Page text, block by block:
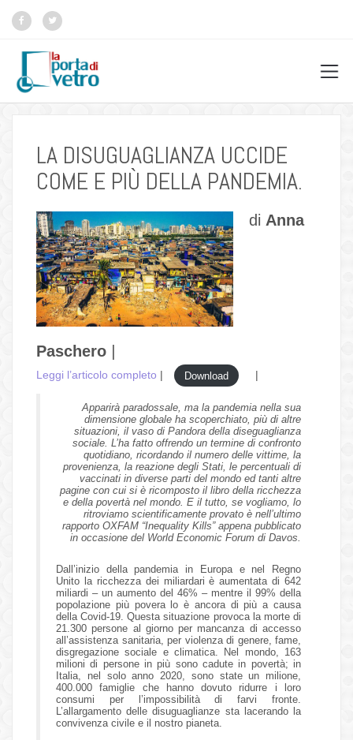
LA DISUGUAGLIANZA UCCIDE
COME E PIÙ DELLA PANDEMIA.
di Anna
Paschero
Leggi l’articolo completo | Download |
Apparirà paradossale, ma la pandemia nella sua
dimensione globale ha scoperchiato, più di altre
situazioni, il vaso di Pandora della diseguaglianza
sociale. L’ha fatto offrendo un termine di confronto
quotidiano, ricordando il numero delle vittime, la
provenienza, la reazione degli Stati, le percentuali di
vaccinati in diverse parti del mondo ed tanti altre
pagine con cui si è ricomposto il libro della ricchezza
e della povertà nel mondo. E il tutto, se vogliamo, lo
ritroviamo scientificamente provato è nell’ultimo
rapporto OXFAM “Inequality Kills” appena pubblicato
in occasione del World Economic Forum di Davos.
Dall’inizio della pandemia in Europa e nel Regno
Unito la ricchezza dei miliardari è aumentata di 642
miliardi – un aumento del 46% – mentre il 99% della
popolazione più povera lo è ancora di più a causa
della Covid-19. Questa situazione provoca la morte di
21.300 persone al giorno per mancanza di accesso
all’assistenza sanitaria, per violenza di genere, fame,
disgregazione sociale e climatica. Nel mondo, 163
milioni di persone in più sono cadute in povertà; in
Italia, nel solo anno 2020, sono state un milione,
400.000 famiglie che hanno dovuto ridurre i loro
consumi per l’impossibilità di farvi fronte.
L’allargamento delle disuguaglianze sta lacerando la
convivenza civile e il nostro pianeta.